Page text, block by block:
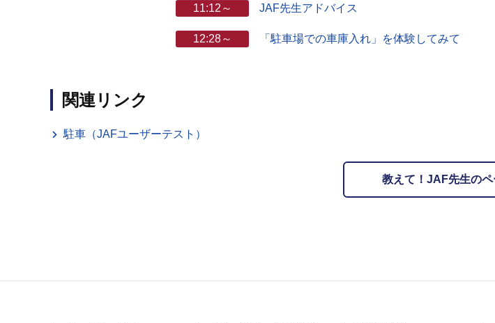
11:12～ JAF先生アドバイス
12:28～ 「駐車場での車庫入れ」を体験してみて
関連リンク
駐車（JAFユーザーテスト）
教えて！JAF先生のペ